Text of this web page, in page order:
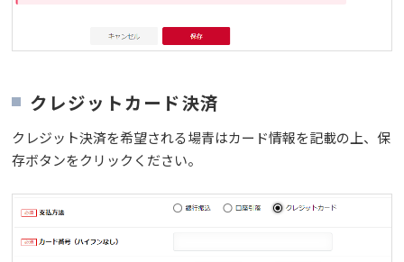
クレジットカード決済
クレジット決済を希望される場青はカード情報を記載の上、保
存ボタンをクリックください。